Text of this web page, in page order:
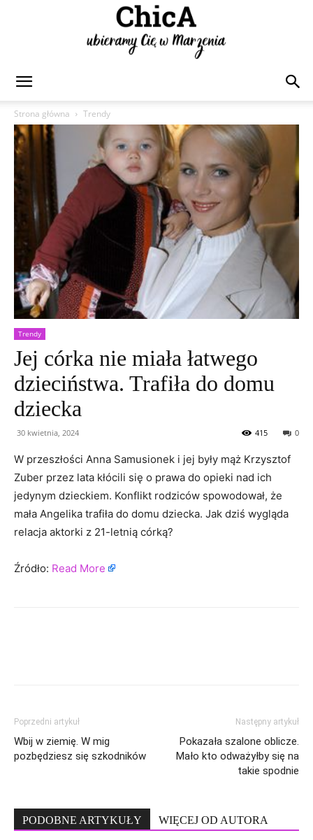
Strona główna
Trendy
Trendy
Jej córka nie miała łatwego
dzieciństwa. Trafiła do domu
dziecka
30 kwietnia, 2024 0
415
W przeszłości Anna Samusionek i jej były mąż Krzysztof
Zuber przez lata kłócili się o prawa do opieki nad ich
jedynym dzieckiem. Konflikt rodziców spowodował, że
mała Angelika trafiła do domu dziecka. Jak dziś wygląda
relacja aktorki z 21-letnią córką?
Źródło: Read More
Poprzedni artykuł
Wbij w ziemię. W mig
pozbędziesz się szkodników
Następny artykuł
Pokazała szalone oblicze.
Mało kto odważyłby się na
takie spodnie
PODOBNE ARTYKUŁY WIĘCEJ OD AUTORA